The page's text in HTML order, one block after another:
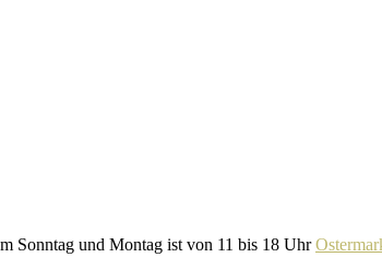
Sonntag und Montag ist von 11 bis 18 Uhr